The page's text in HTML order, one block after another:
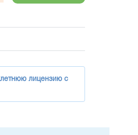
лицензию с